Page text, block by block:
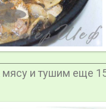
и тушим еще